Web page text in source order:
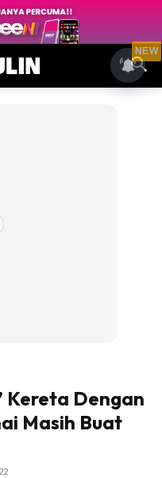
Kereta Dengan
Masih Buat
NEW